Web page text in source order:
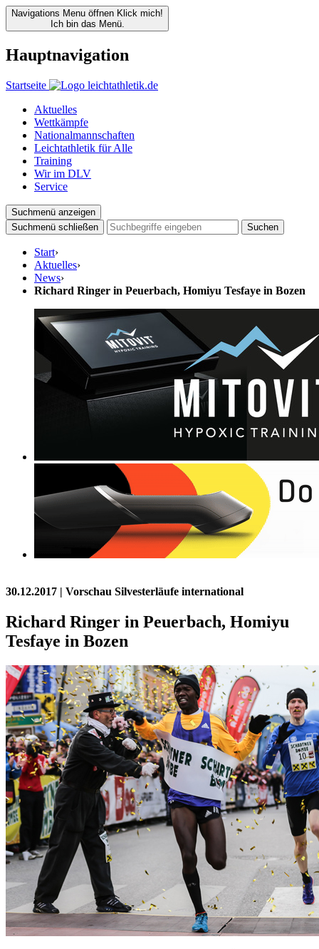
Navigations Menu öffnen Klick mich!
Ich bin das Menü.
Hauptnavigation
Startseite
Aktuelles
Wettkämpfe
Nationalmannschaften
Leichtathletik für Alle
Training
Wir im DLV
Service
Suchmenü anzeigen
Suchmenü schließen
Suchen
Start›
Aktuelles›
News›
Richard Ringer in Peuerbach, Homiyu Tesfaye in Bozen
30.12.2017 | Vorschau Silvesterläufe international
Richard Ringer in Peuerbach, Homiyu
Tesfaye in Bozen